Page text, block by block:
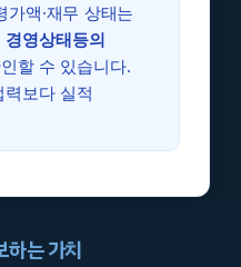
가액·재무 상태는
경영상태등의
할 수 있습니다.
보다 실적
는 가치